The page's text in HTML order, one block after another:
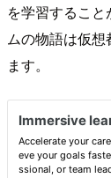
を学習するこ
ムの物語は仮
ます。